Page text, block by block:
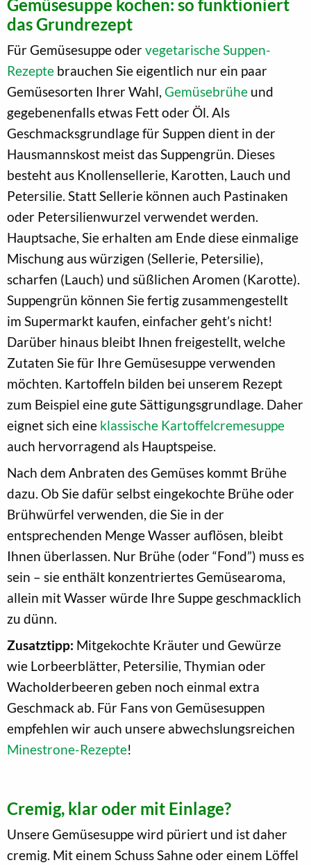
Gemüsesuppe kochen: so funktioniert
das Grundrezept
Für Gemüsesuppe odervegetarische Suppen-
Rezepte brauchen Sie eigentlich nur ein paar
Gemüsesorten Ihrer Wahl, Gemüsebrühe und
gegebenenfalls etwas Fett oder Öl. Als
Geschmacksgrundlage für Suppen dient in der
Hausmannskost meist das Suppengrün. Dieses
besteht aus Knollensellerie, Karotten, Lauch und
Petersilie. Statt Sellerie können auch Pastinaken
oder Petersilienwurzel verwendet werden.
Hauptsache, Sie erhalten am Ende diese einmalige
Mischung aus würzigen (Sellerie, Petersilie),
scharfen (Lauch) und süßlichen Aromen (Karotte).
Suppengrün können Sie fertig zusammengestellt
im Supermarkt kaufen, einfacher geht’s nicht!
Darüber hinaus bleibt Ihnen freigestellt, welche
Zutaten Sie für Ihre Gemüsesuppe verwenden
möchten. Kartoffeln bilden bei unserem Rezept
zum Beispiel eine gute Sättigungsgrundlage. Daher
eignet sich eine klassische Kartoffelcremesuppe
auch hervorragend als Hauptspeise.
Nach dem Anbraten des Gemüses kommt Brühe
dazu. Ob Sie dafür selbst eingekochte Brühe oder
Brühwürfel verwenden, die Sie in der
entsprechenden Menge Wasser auflösen, bleibt
Ihnen überlassen. Nur Brühe (oder “Fond”) muss es
sein – sie enthält konzentriertes Gemüsearoma,
allein mit Wasser würde Ihre Suppe geschmacklich
zu dünn.
Zusatztipp: Mitgekochte Kräuter und Gewürze
wie Lorbeerblätter, Petersilie, Thymian oder
Wacholderbeeren geben noch einmal extra
Geschmack ab. Für Fans von Gemüsesuppen
empfehlen wir auch unsere abwechslungsreichen
Minestrone-Rezepte!
Cremig, klar oder mit Einlage?
Unsere Gemüsesuppe wird püriert und ist daher
cremig. Mit einem Schuss Sahne oder einem Löffel